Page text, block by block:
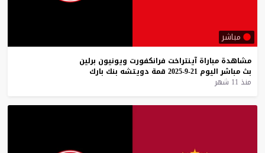
مباشر
مشاهدة مباراة آينتراخت فرانكفورت ويونيون برلين
بث مباشر اليوم 21-9-2025 قمة دويتشه بنك بارك
منذ 11 شهر